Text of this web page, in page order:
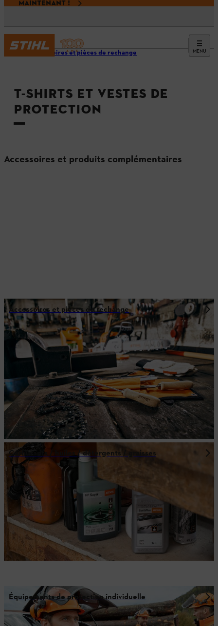
MAINTENANT !
MENU
Accessoires et pièces de rechange
T-SHIRTS ET VESTES DE
PROTECTION
Accessoires et produits complémentaires
Accessoires et pièces de rechange
Carburants / huiles / détergents / graisses
Équipements de protection individuelle